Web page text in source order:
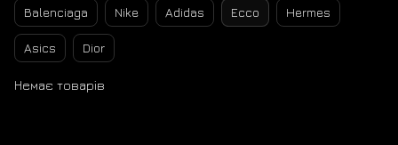
Balenciaga Nike Adidas Ecco Hermes
Asics Dior
Немає товарів